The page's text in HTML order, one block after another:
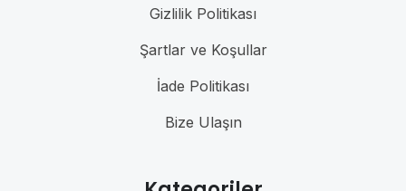
Gizlilik Politikası
Şartlar ve Koşullar
İade Politikası
Bize Ulaşın